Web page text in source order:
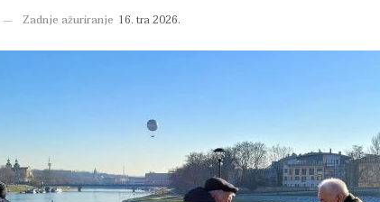
Zadnje ažuriranje 16. tra 2026.